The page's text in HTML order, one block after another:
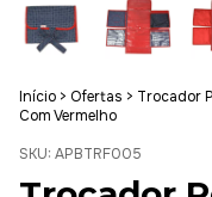
Início > Ofertas > Trocador
Com Vermelho
SKU: APBTRF005